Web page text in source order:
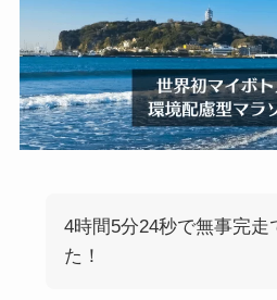
4時間5分24秒で無事完走
た！